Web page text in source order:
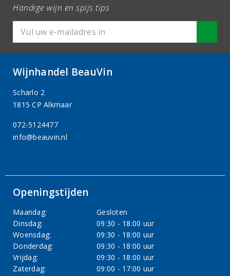
Handige wijn en spijs tips
Wijnhandel BeauVin
Scharlo 2
1815 CP Alkmaar
072-5124477
info@beauvin.nl
Openingstijden
Maandag:
Gesloten
Dinsdag:
09:30 - 18:00 uur
Woensdag:
09:30 - 18:00 uur
Donderdag:
09:30 - 18:00 uur
Vrijdag:
09:30 - 18:00 uur
Zaterdag:
09:00 - 17:00 uur